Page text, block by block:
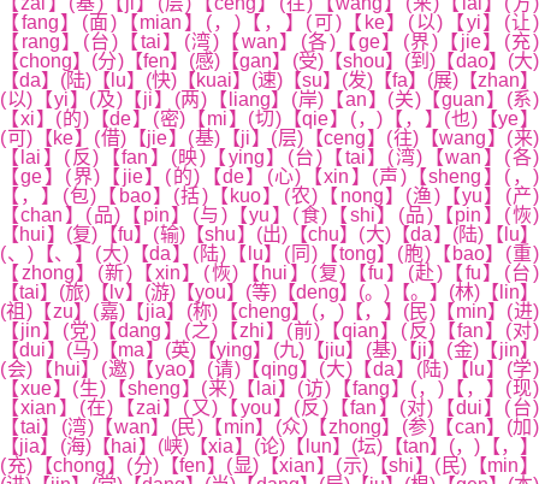
【fang】(面)【mian】(，)【，】(可)【ke】(以)【yi】(让)
【rang】(台)【tai】(湾)【wan】(各)【ge】(界)【jie】(充)
【chong】(分)【fen】(感)【gan】(受)【shou】(到)【dao】(大)
【da】(陆)【lu】(快)【kuai】(速)【su】(发)【fa】(展)【zhan】
(以)【yi】(及)【ji】(两)【liang】(岸)【an】(关)【guan】(系)
【xi】(的)【de】(密)【mi】(切)【qie】(，)【，】(也)【ye】
(可)【ke】(借)【jie】(基)【ji】(层)【ceng】(往)【wang】(来)
【lai】(反)【fan】(映)【ying】(台)【tai】(湾)【wan】(各)
【ge】(界)【jie】(的)【de】(心)【xin】(声)【sheng】(，)
【，】(包)【bao】(括)【kuo】(农)【nong】(渔)【yu】(产)
【chan】(品)【pin】(与)【yu】(食)【shi】(品)【pin】(恢)
【hui】(复)【fu】(输)【shu】(出)【chu】(大)【da】(陆)【lu】
(、)【、】(大)【da】(陆)【lu】(同)【tong】(胞)【bao】(重)
【zhong】(新)【xin】(恢)【hui】(复)【fu】(赴)【fu】(台)
【tai】(旅)【lv】(游)【you】(等)【deng】(。)【。】(林)【lin】
(祖)【zu】(嘉)【jia】(称)【cheng】(，)【，】(民)【min】(进)
【jin】(党)【dang】(之)【zhi】(前)【qian】(反)【fan】(对)
【dui】(马)【ma】(英)【ying】(九)【jiu】(基)【ji】(金)【jin】
(会)【hui】(邀)【yao】(请)【qing】(大)【da】(陆)【lu】(学)
【xue】(生)【sheng】(来)【lai】(访)【fang】(，)【，】(现)
【xian】(在)【zai】(又)【you】(反)【fan】(对)【dui】(台)
【tai】(湾)【wan】(民)【min】(众)【zhong】(参)【can】(加)
【jia】(海)【hai】(峡)【xia】(论)【lun】(坛)【tan】(，)【，】
(充)【chong】(分)【fen】(显)【xian】(示)【shi】(民)【min】